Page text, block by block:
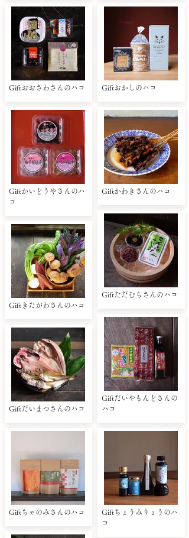
Giftおおさわさんのハコ
Giftかいどうやさんのハ
コ
Giftきたがわさんのハコ
Giftだいまつさんのハコ
Giftちゃのみさんのハコ
Giftおかしのハコ
Giftかわきさんのハコ
Giftただむらさんのハコ
Giftだいやもんどさんの
ハコ
Giftちょうみりょうのハ
コ